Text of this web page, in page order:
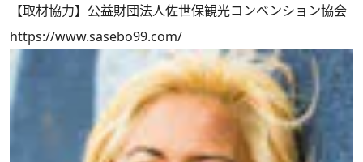
【取材協力】公益財団法人佐世保観光コンベンション協会
https://www.sasebo99.com/